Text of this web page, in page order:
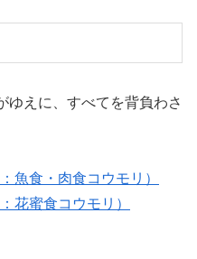
ゆえに、すべてを背負わさ
魚食・肉食コウモリ）
花蜜食コウモリ）